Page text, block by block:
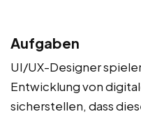
Aufgaben
UI/UX-Designer
Entwicklung von
sicherstellen, dass